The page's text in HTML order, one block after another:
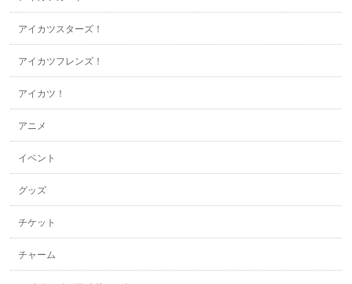
アイカツスターズ！
アイカツフレンズ！
アイカツ！
アニメ
イベント
グッズ
チケット
チャーム